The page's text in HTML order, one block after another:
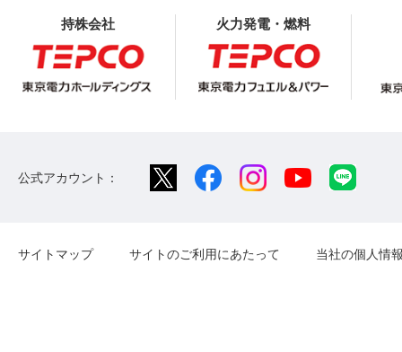
持株会社 火力発電・燃料
公式アカウント：
サイトマップ サイトのご利用にあたって 当社の個人情